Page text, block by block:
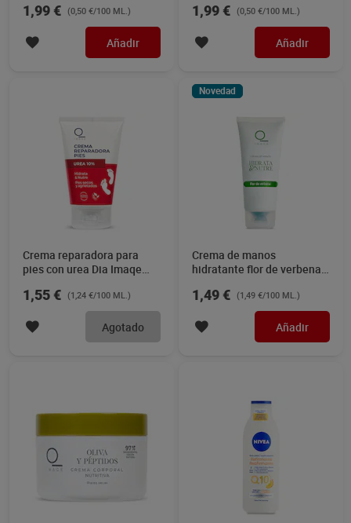
1,99 € (0,50 €/100 ML.)
Añadir
1,99 € (0,50 €/100 ML.)
Añadir
Crema reparadora para
pies con urea Dia Imaqe
1,55 € (1,24 €/100 ML.)
Agotado
Novedad
Crema de manos
hidratante flor de verbena
1,49 € (1,49 €/100 ML.)
Añadir